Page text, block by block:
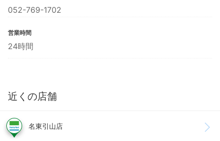
052-769-1702
営業時間
24時間
近くの店舗
名東引山店